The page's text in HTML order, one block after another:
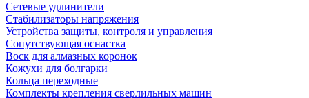
Сетевые удлинители
Стабилизаторы напряжения
Устройства защиты, контроля и управления
Сопутствующая оснастка
Воск для алмазных коронок
Кожухи для болгарки
Кольца переходные
Комплекты крепления сверлильных машин